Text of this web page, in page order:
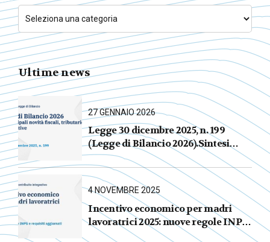
Ultime news
27 GENNAIO 2026
Legge 30 dicembre 2025, n. 199
(Legge di Bilancio 2026).Sintesi
commentata delle principali novità
fiscali, tributarie, contributive e per
le imprese
4 NOVEMBRE 2025
Incentivo economico per madri
lavoratrici 2025: nuove regole INPS
e requisiti aggiornati